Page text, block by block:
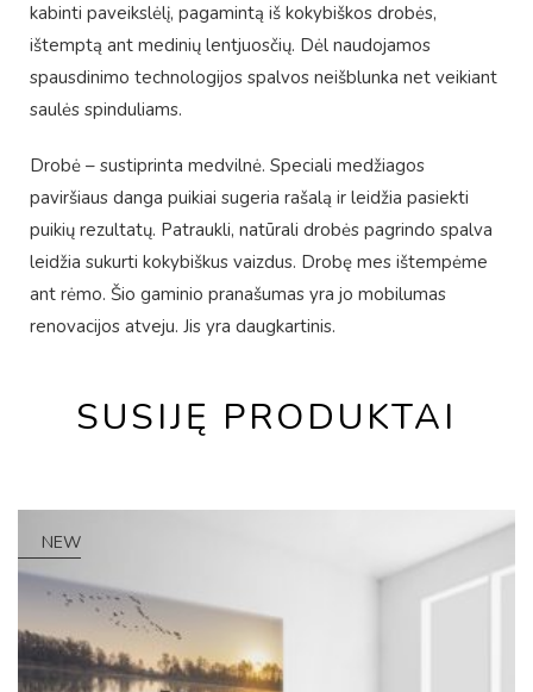
kabinti paveikslėlį, pagamintą iš kokybiškos drobės,
ištemptą ant medinių lentjuosčių. Dėl naudojamos
spausdinimo technologijos spalvos neišblunka net veikiant
saulės spinduliams.
Drobė – sustiprinta medvilnė. Speciali medžiagos
paviršiaus danga puikiai sugeria rašalą ir leidžia pasiekti
puikių rezultatų. Patraukli, natūrali drobės pagrindo spalva
leidžia sukurti kokybiškus vaizdus. Drobę mes ištempėme
ant rėmo. Šio gaminio pranašumas yra jo mobilumas
renovacijos atveju. Jis yra daugkartinis.
SUSIJĘ PRODUKTAI